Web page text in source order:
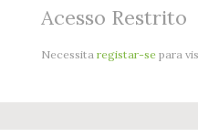
Acesso Restrito
Necessita registar-separa